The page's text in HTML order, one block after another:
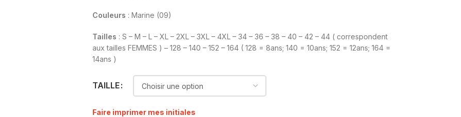
Couleurs : Marine (09)
Tailles : S – M – L – XL – 2XL – 3XL – 4XL – 34 – 36 – 38 – 40 – 42 – 44 ( correspondent
aux tailles FEMMES ) – 128 – 140 – 152 – 164 ( 128 = 8ans; 140 = 10ans; 152 = 12ans; 164 =
14ans )
TAILLE
Faire imprimer mes initiales